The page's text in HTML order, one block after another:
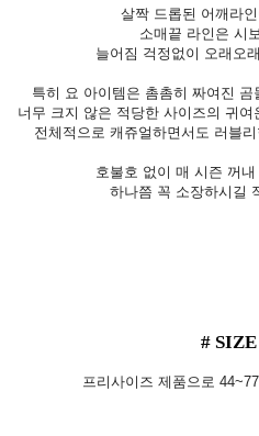
살짝 드롭된 어깨라
소매끝 라인은 시
늘어짐 걱정없이 오래오
특히 요 아이템은 촘촘히 짜여진
너무 크지 않은 적당한 사이즈의 귀
전체적으로 캐쥬얼하면서도 러블
호불호 없이 매 시즌 꺼
하나쯤 꼭 소장하시길
#
프리사이즈 제품으로